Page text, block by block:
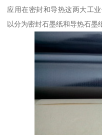
应用在密封和导热这两大工
以分为密封石墨纸和导热石墨